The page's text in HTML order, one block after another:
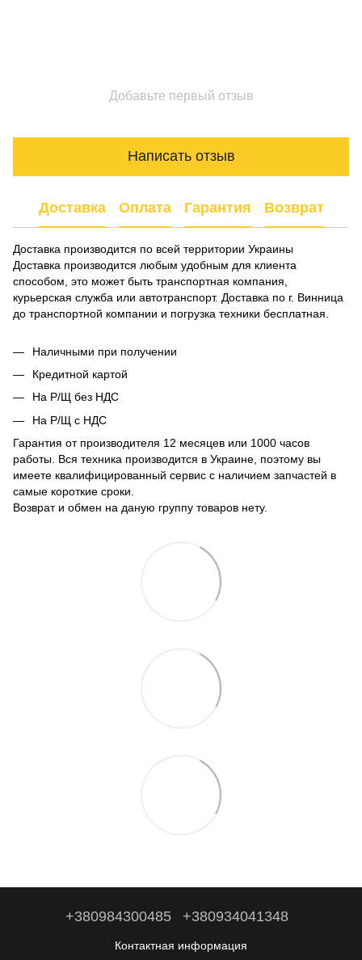
Добавьте первый отзыв
Написать отзыв
Доставка Оплата Гарантия Возврат
Доставка производится по всей территории Украины
Доставка производится любым удобным для клиента
способом, это может быть транспортная компания,
курьерская служба или автотранспорт. Доставка по г. Винница
до транспортной компании и погрузка техники бесплатная.
Наличными при получении
Кредитной картой
На Р/Щ без НДС
На Р/Щ с НДС
Гарантия от производителя 12 месяцев или 1000 часов
работы. Вся техника производится в Украине, поэтому вы
имеете квалифицированный сервис с наличием запчастей в
самые короткие сроки.
Возврат и обмен на даную группу товаров нету.
+380984300485 +380934041348
Контактная информация